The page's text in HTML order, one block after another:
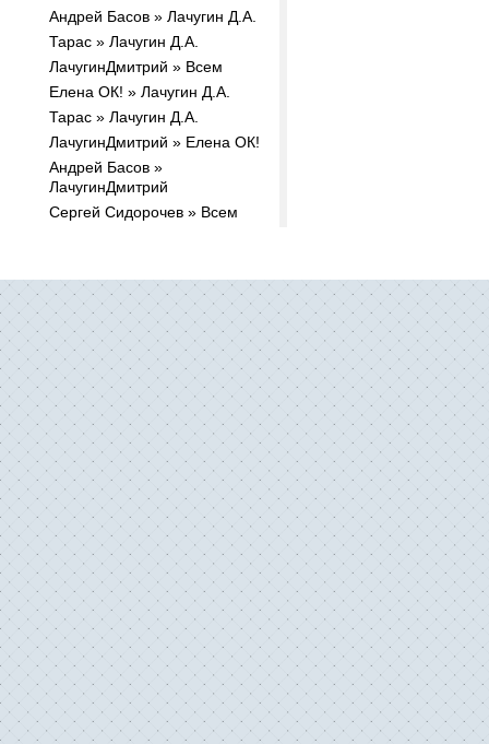
Андрей Басов » Лачугин Д.А.
Тарас » Лачугин Д.А.
ЛачугинДмитрий » Всем
Елена ОК! » Лачугин Д.А.
Тарас » Лачугин Д.А.
ЛачугинДмитрий » Елена ОК!
Андрей Басов »
ЛачугинДмитрий
Сергей Сидорочев » Всем